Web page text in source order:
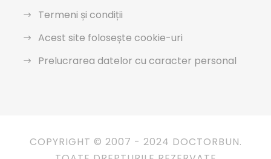
Termeni și condiții
Acest site folosește cookie-uri
Prelucrarea datelor cu caracter personal
COPYRIGHT © 2007 - 2024 DOCTORBUN.